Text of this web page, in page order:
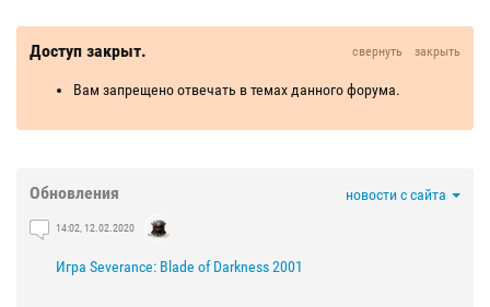
Доступ закрыт. свернуть закрыть
Вам запрещено отвечать в темах данного форума.
Обновления новости с сайта
14:02, 12.02.2020
Игра Severance: Blade of Darkness 2001